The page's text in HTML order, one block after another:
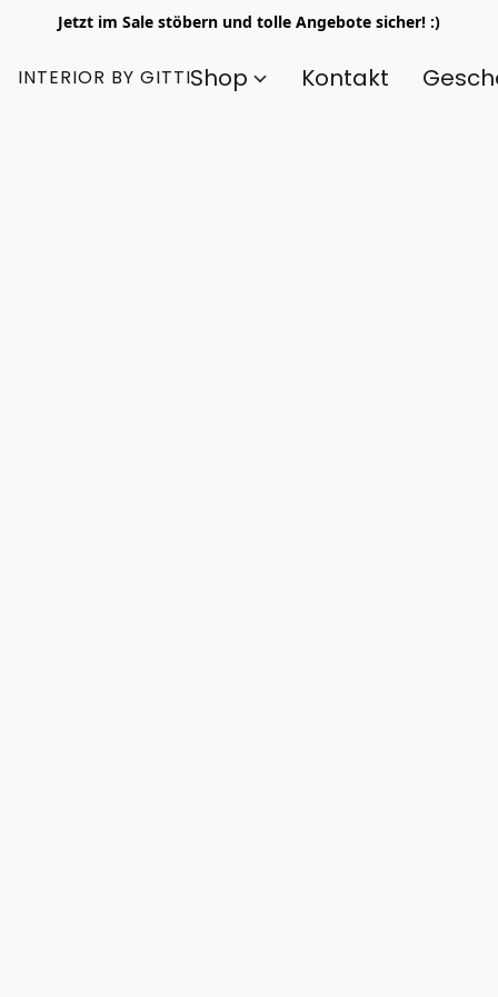
Jetzt im Sale stöbern und tolle Angebote sicher! :)
INTERIOR BY GITTIShop Kontakt